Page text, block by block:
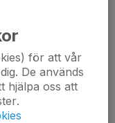
uppvärmning
för att vår
De används
hjälpa oss att